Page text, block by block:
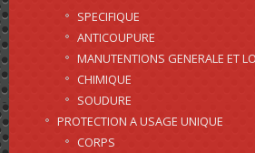
SPECIFIQUE
ANTICOUPURE
MANUTENTIONS GENERALE ET
CHIMIQUE
SOUDURE
PROTECTION A USAGE UNIQUE
CORPS